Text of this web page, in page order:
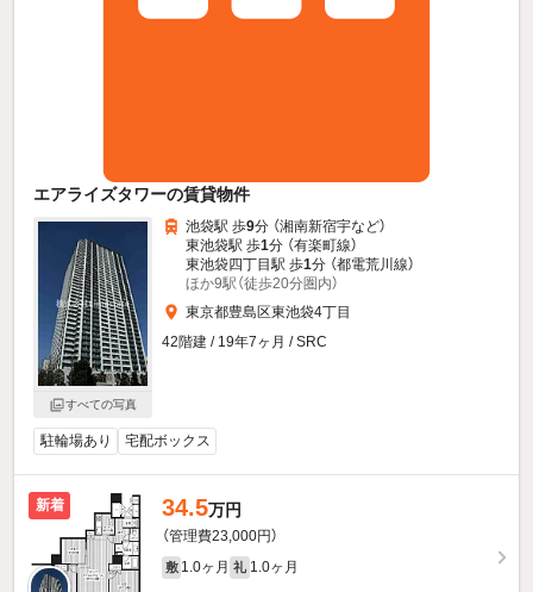
エアライズタワーの賃貸物件
すべての写真
池袋駅 歩9分 （湘南新宿宇など）
東池袋駅 歩1分 （有楽町線）
東池袋四丁目駅 歩1分 （都電荒川線）
ほか9駅（徒歩20分圏内）
東京都豊島区東池袋4丁目
42階建 / 19年7ヶ月 / SRC
駐輪場あり 宅配ボックス
新着 34.5万円
（管理費23,000円）
敷 1.0ヶ月 礼 1.0ヶ月